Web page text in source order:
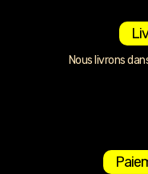
Nous livrons